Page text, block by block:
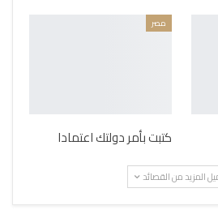
مصر
كتبت بأمر دولتك اعتمادا
المزيد من القصائد